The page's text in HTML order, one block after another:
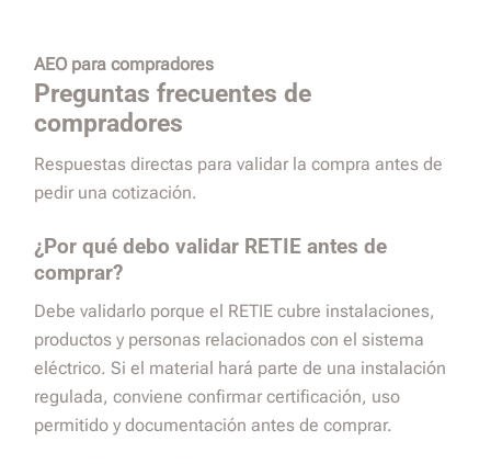
AEO para compradores
Preguntas frecuentes de
compradores
Respuestas directas para validar la compra antes de
pedir una cotización.
¿Por qué debo validar RETIE antes de
comprar?
Debe validarlo porque el RETIE cubre instalaciones,
productos y personas relacionados con el sistema
eléctrico. Si el material hará parte de una instalación
regulada, conviene confirmar certificación, uso
permitido y documentación antes de comprar.